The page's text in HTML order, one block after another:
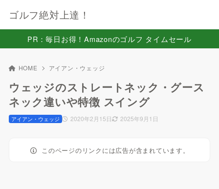
ゴルフ絶対上達！
PR：毎日お得！Amazonのゴルフ タイムセール
HOME アイアン・ウェッジ
ウェッジのストレートネック・グース
ネック違いや特徴 スイング
2020年2月15日 2025年9月1日
アイアン・ウェッジ
このページのリンクには広告が含まれています。